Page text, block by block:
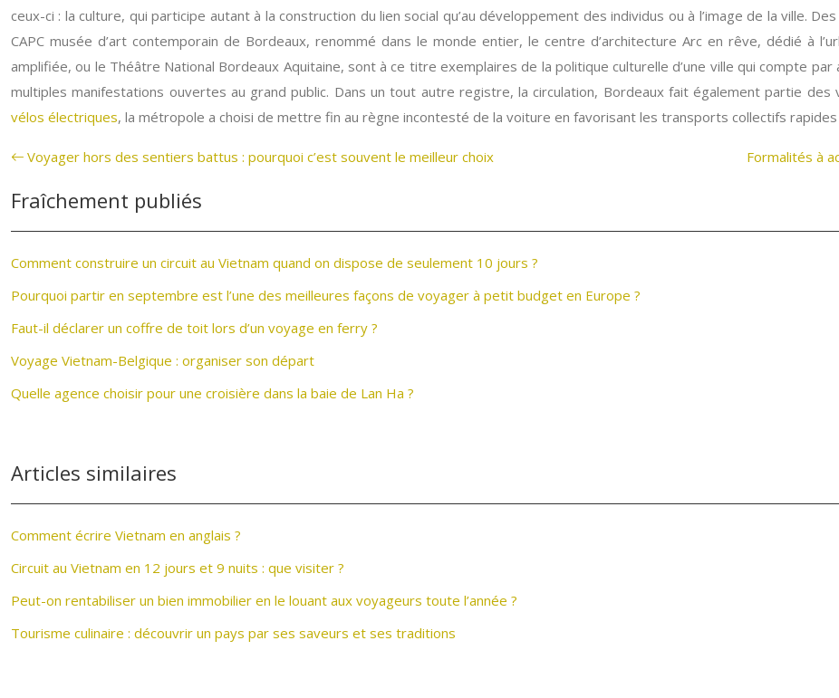
ceux-ci : la culture, qui participe autant à la construction du lien social qu’au développement des individus ou à l’image de la ville.
CAPC musée d’art contemporain de Bordeaux, renommé dans le monde entier, le centre d’architecture Arc en rêve, dédié à
amplifiée, ou le Théâtre National Bordeaux Aquitaine, sont à ce titre exemplaires de la politique culturelle d’une ville qui compte
multiples manifestations ouvertes au grand public. Dans un tout autre registre, la circulation, Bordeaux fait également partie des
vélos électriques, la métropole a choisi de mettre fin au règne incontesté de la voiture en favorisant les transports collectifs
Voyager hors des sentiers battus : pourquoi c’est souvent le meilleur choix Formalités à
Fraîchement publiés
Comment construire un circuit au Vietnam quand on dispose de seulement 10 jours ?
Pourquoi partir en septembre est l’une des meilleures façons de voyager à petit budget en Europe ?
Faut-il déclarer un coffre de toit lors d’un voyage en ferry ?
Voyage Vietnam-Belgique : organiser son départ
Quelle agence choisir pour une croisière dans la baie de Lan Ha ?
Articles similaires
Comment écrire Vietnam en anglais ?
Circuit au Vietnam en 12 jours et 9 nuits : que visiter ?
Peut-on rentabiliser un bien immobilier en le louant aux voyageurs toute l’année ?
Tourisme culinaire : découvrir un pays par ses saveurs et ses traditions